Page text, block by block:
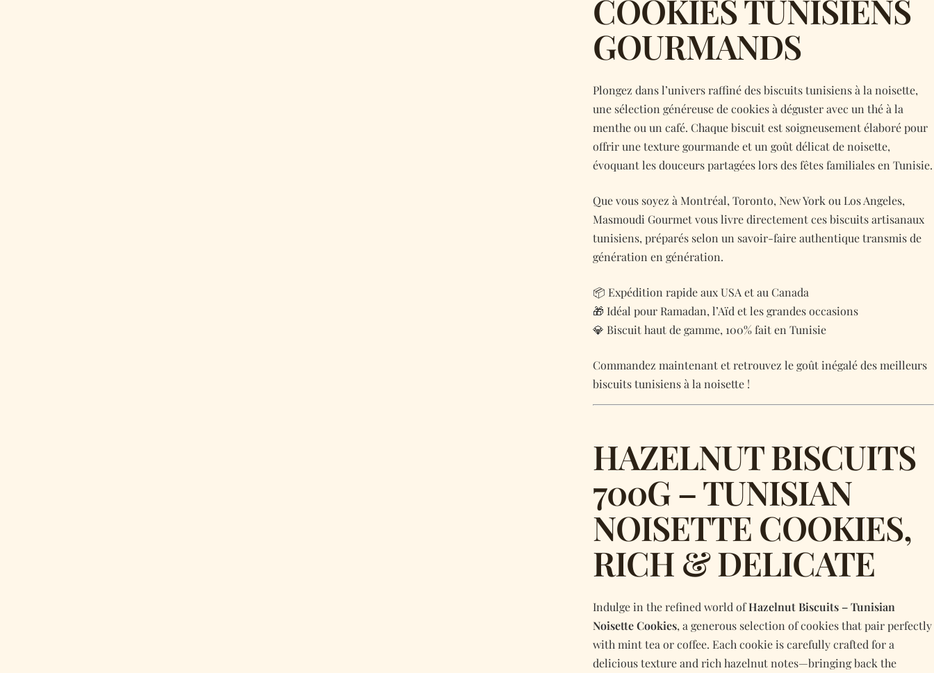
COOKIES TUNISIENS
GOURMANDS
Plongez dans l’univers raffiné des biscuits tunisiens à la noisette,
une sélection généreuse de cookies à déguster avec un thé à la
menthe ou un café. Chaque biscuit est soigneusement élaboré pour
offrir une texture gourmande et un goût délicat de noisette,
évoquant les douceurs partagées lors des fêtes familiales en Tunisie.
Que vous soyez à Montréal, Toronto, New York ou Los Angeles,
Masmoudi Gourmet vous livre directement ces biscuits artisanaux
tunisiens, préparés selon un savoir-faire authentique transmis de
génération en génération.
📦 Expédition rapide aux USA et au Canada
🎁 Idéal pour Ramadan, l’Aïd et les grandes occasions
💎 Biscuit haut de gamme, 100% fait en Tunisie
Commandez maintenant et retrouvez le goût inégalé des meilleurs
biscuits tunisiens à la noisette !
HAZELNUT BISCUITS
700G – TUNISIAN
NOISETTE COOKIES,
RICH & DELICATE
Indulge in the refined world ofHazelnut Biscuits – Tunisian
Noisette Cookies, a generous selection of cookies that pair perfectly
with mint tea or coffee. Each cookie is carefully crafted for a
delicious texture and rich hazelnut notes—bringing back the